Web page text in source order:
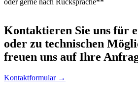
Kontaktieren Sie uns für
oder zu technischen
freuen uns auf Ihre
Kontaktformular →